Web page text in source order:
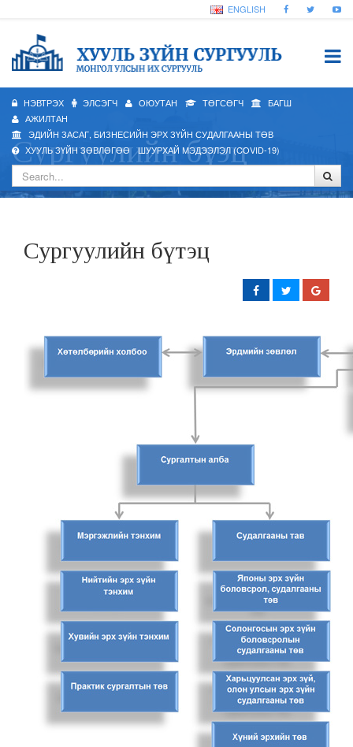
ENGLISH
НЭВТРЭХ ЭЛСЭГЧ ОЮУТАН ТӨГСӨГЧ
БАГШ
АЖИЛТАН
ЭДИЙН ЗАСАГ, БИЗНЕСИЙН ЭРХ ЗҮЙН СУДАЛГААНЫ ТӨВ
ХУУЛЬ ЗҮЙН ЗӨВЛӨГӨӨ
ШУУРХАЙ МЭДЭЭЛЭЛ (COVID-19)
Сургуулийн бүтэц
Сургуулийн бүтэц